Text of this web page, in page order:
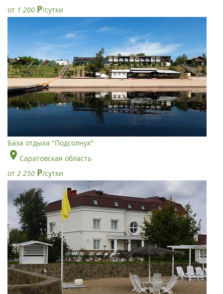
от 1 200 Р/сутки
База отдыха "Подсолнух"
Саратовская область
от 2 250 Р/сутки